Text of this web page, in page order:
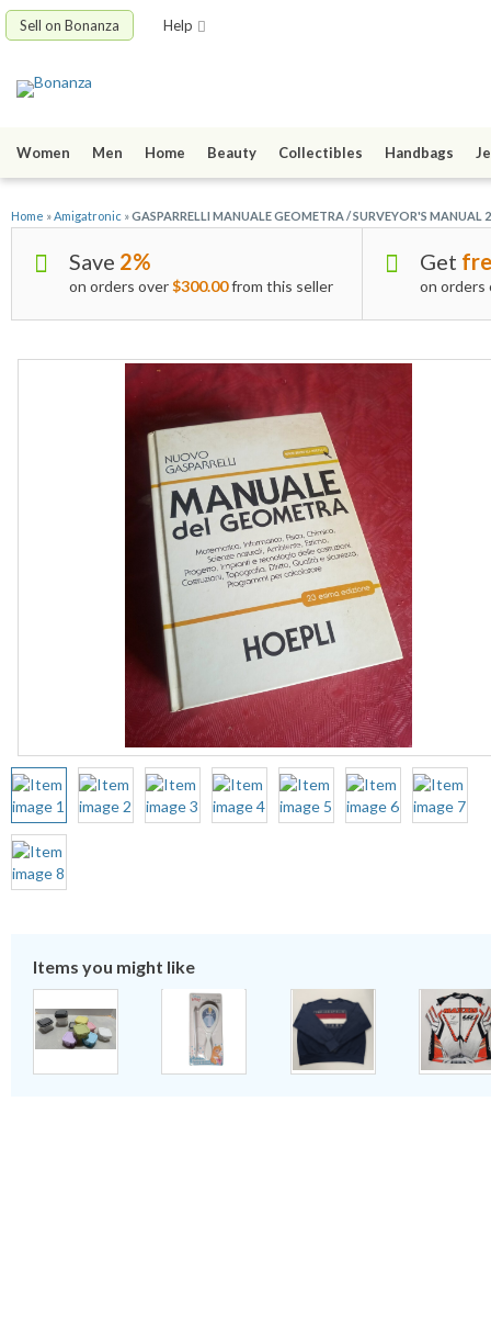
Sell on Bonanza Help
Women Men Home Beauty Collectibles Handbags
Home »Amigatronic »GASPARRELLI MANUALE GEOMETRA / SURVEYOR'S MANUAL
Save 2%
on orders over$300.00from this seller
Get
on orders
Items you might like